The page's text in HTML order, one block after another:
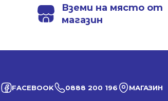
Вземи на място от
магазин
FACEBOOK 0888 200 196 МАГАЗИН